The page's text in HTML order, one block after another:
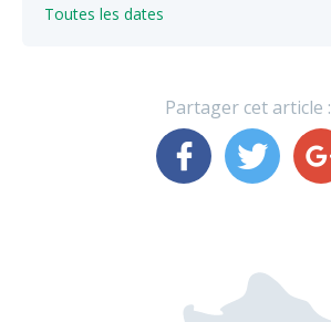
Toutes les dates
Partager cet article :